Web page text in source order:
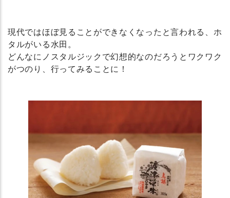
現代ではほぼ見ることができなくなったと言われる、ホ
タルがいる水田。
どんなにノスタルジックで幻想的なのだろうとワクワク
がつのり、行ってみることに！